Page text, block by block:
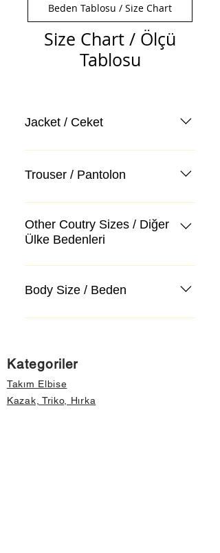
Beden Tablosu / Size Chart
Size Chart / Ölçü
Tablosu
Jacket / Ceket
Trouser / Pantolon
Other Coutry Sizes / Diğer
Ülke Bedenleri
Body Size / Beden
Kategoriler
Takım Elbise
Kazak, Triko, Hırka